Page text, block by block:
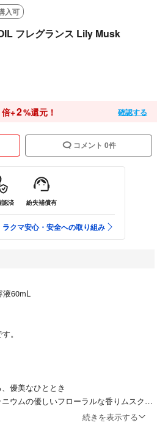
入可
フレグランス Lily Musk
倍+2%還元！ 確認する
コメント 0件
認済 紛失補償有
ラクマ安心・安全への取り組み
60mL
。
優美なひととき
ウムの優しいフローラルな香りムスクを
仕上げました。香料は一切使用せず、植
続きを表示する